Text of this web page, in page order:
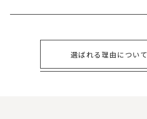
選ばれる理由について